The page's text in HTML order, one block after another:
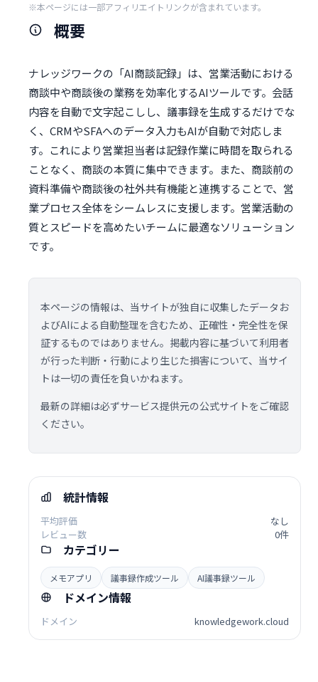
※本ページには一部アフィリエイトリンクが含まれています。
概要
ナレッジワークの「AI商談記録」は、営業活動における
商談中や商談後の業務を効率化するAIツールです。会話
内容を自動で文字起こしし、議事録を生成するだけでな
く、CRMやSFAへのデータ入力もAIが自動で対応しま
す。これにより営業担当者は記録作業に時間を取られる
ことなく、商談の本質に集中できます。また、商談前の
資料準備や商談後の社外共有機能と連携することで、営
業プロセス全体をシームレスに支援します。営業活動の
質とスピードを高めたいチームに最適なソリューション
です。
本ページの情報は、当サイトが独自に収集したデータお
よびAIによる自動整理を含むため、正確性・完全性を保
証するものではありません。掲載内容に基づいて利用者
が行った判断・行動により生じた損害について、当サイ
トは一切の責任を負いかねます。
最新の詳細は必ずサービス提供元の公式サイトをご確認
ください。
統計情報
平均評価
なし
レビュー数
0件
カテゴリー
メモアプリ 議事録作成ツール AI議事録ツール
ドメイン情報
ドメイン knowledgework.cloud